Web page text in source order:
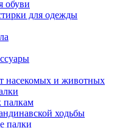
обуви
для одежды
насекомых и животных
палкам
ходьбы
палки